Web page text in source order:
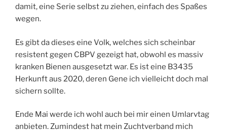
damit, eine Serie selbst zu ziehen, einfach des Spaßes
wegen.
Es gibt da dieses eine Volk, welches sich scheinbar
resistent gegen CBPV gezeigt hat, obwohl es massiv
kranken Bienen ausgesetzt war. Es ist eine B3435
Herkunft aus 2020, deren Gene ich vielleicht doch mal
sichern sollte.
Ende Mai werde ich wohl auch bei mir einen Umlarvtag
anbieten. Zumindest hat mein Zuchtverband mich